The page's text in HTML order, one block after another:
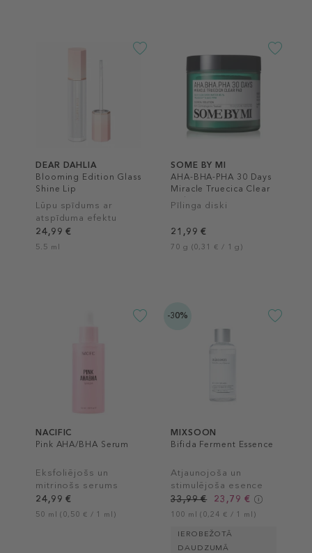
DEAR DAHLIA
Blooming Edition Glass
Shine Lip
Lūpu spīdums ar
atspīduma efektu
24,99 €
5.5 ml
SOME BY MI
AHA-BHA-PHA 30 Days
Miracle Truecica Clear
Pad
Pīlinga diski
21,99 €
70 g (0,31 € / 1 g)
NACIFIC
Pink AHA/BHA Serum
Eksfoliējošs un
mitrinošs serums
24,99 €
50 ml (0,50 € / 1 ml)
-30%
MIXSOON
Bifida Ferment Essence
Atjaunojoša un
stimulējoša esence
33,99 €
23,79 €
100 ml (0,24 € / 1 ml)
IEROBEŽOTĀ
DAUDZUMĀ